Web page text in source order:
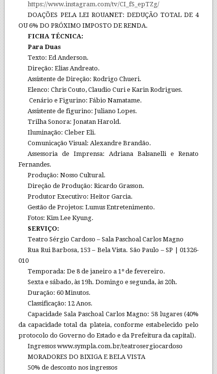
https://www.instagram.com/tv/CI_fS_epTZg/
DOAÇÕES PELA LEI ROUANET: DEDUÇÃO TOTAL DE 4
OU 6% DO PRÓXIMO IMPOSTO DE RENDA.
FICHA TÉCNICA:
Para Duas
Texto: Ed Anderson.
Direção: Elias Andreato.
Assistente de Direção: Rodrigo Chueri.
Elenco: Chris Couto, Claudio Curi e Karin Rodrigues.
Cenário e Figurino: Fábio Namatame.
Assistente de figurino: Juliano Lopes.
Trilha Sonora: Jonatan Harold.
Iluminação: Cleber Eli.
Comunicação Visual: Alexandre Brandão.
Assessoria de Imprensa: Adriana Balsanelli e Renato
Fernandes.
Produção: Nosso Cultural.
Direção de Produção: Ricardo Grasson.
Produtor Executivo: Heitor Garcia.
Gestão de Projetos: Lumus Entretenimento.
Fotos: Kim Lee Kyung.
SERVIÇO:
Teatro Sérgio Cardoso – Sala Paschoal Carlos Magno
Rua Rui Barbosa, 153 – Bela Vista. São Paulo – SP | 01326-
010
Temporada: De 8 de janeiro a 1º de fevereiro.
Sexta e sábado, às 19h. Domingo e segunda, às 20h.
Duração: 60 Minutos.
Classificação: 12 Anos.
Capacidade Sala Paschoal Carlos Magno: 58 lugares (40%
da capacidade total da plateia, conforme estabelecido pelo
protocolo do Governo do Estado e da Prefeitura da capital).
Ingressos www.sympla.com.br/teatrosergiocardoso
MORADORES DO BIXIGA E BELA VISTA
50% de desconto nos ingressos